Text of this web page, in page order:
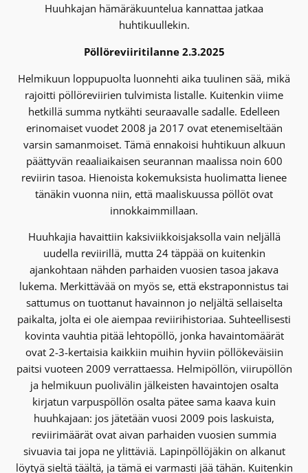
Huuhkajan hämäräkuuntelua kannattaa jatkaa
huhtikuullekin.
Pöllöreviiritilanne 2.3.2025
Helmikuun loppupuolta luonnehti aika tuulinen sää, mikä
rajoitti pöllöreviirien tulvimista listalle. Kuitenkin viime
hetkillä summa nytkähti seuraavalle sadalle. Edelleen
erinomaiset vuodet 2008 ja 2017 ovat etenemiseltään
varsin samanmoiset. Tämä ennakoisi huhtikuun alkuun
päättyvän reaaliaikaisen seurannan maalissa noin 600
reviirin tasoa. Hienoista kokemuksista huolimatta lienee
tänäkin vuonna niin, että maaliskuussa pöllöt ovat
innokkaimmillaan.
Huuhkajia havaittiin kaksiviikkoisjaksolla vain neljällä
uudella reviirillä, mutta 24 täppää on kuitenkin
ajankohtaan nähden parhaiden vuosien tasoa jakava
lukema. Merkittävää on myös se, että ekstraponnistus tai
sattumus on tuottanut havainnon jo neljältä sellaiselta
paikalta, jolta ei ole aiempaa reviirihistoriaa. Suhteellisesti
kovinta vauhtia pitää lehtopöllö, jonka havaintomäärät
ovat 2-3-kertaisia kaikkiin muihin hyviin pöllökeväisiin
paitsi vuoteen 2009 verrattaessa. Helmipöllön, viirupöllön
ja helmikuun puolivälin jälkeisten havaintojen osalta
kirjatun varpuspöllön osalta pätee sama kaava kuin
huuhkajaan: jos jätetään vuosi 2009 pois laskuista,
reviirimäärät ovat aivan parhaiden vuosien summia
sivuavia tai jopa ne ylittäviä. Lapinpöllöjäkin on alkanut
löytyä sieltä täältä, ja tämä ei varmasti jää tähän. Kuitenkin